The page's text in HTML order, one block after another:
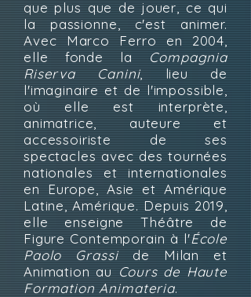
que plus que de jouer, ce qui
la passionne, c'est animer.
Avec Marco Ferro en 2004,
elle fonde la Compagnia
Riserva Canini, lieu de
l'imaginaire et de l'impossible,
où elle est interprète,
animatrice, auteure et
accessoiriste de ses
spectacles avec des tournées
nationales et internationales
en Europe, Asie et Amérique
Latine, Amérique. Depuis 2019,
elle enseigne Théâtre de
Figure Contemporain à l'École
Paolo Grasside Milan et
Animation au Cours de Haute
Formation Animateria.